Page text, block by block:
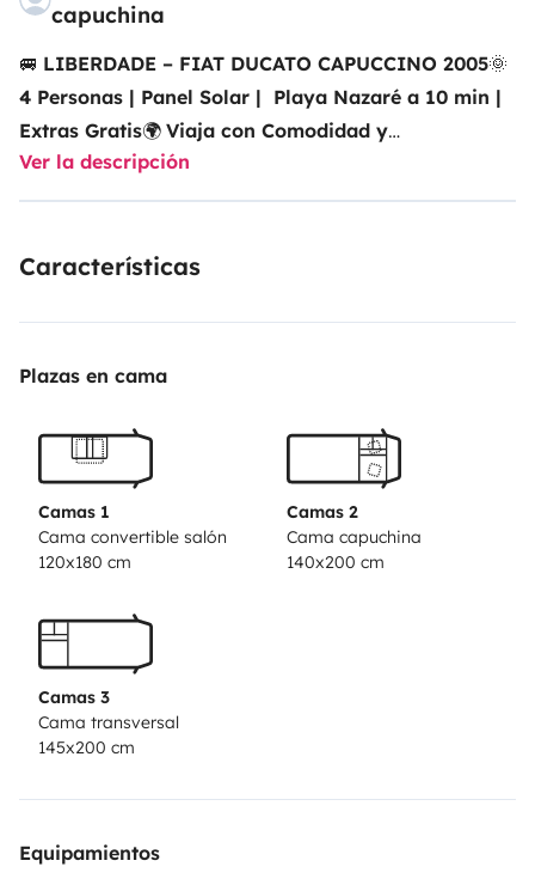
capuchina
🚐 LIBERDADE – FIAT DUCATO CAPUCCINO 2005🌞
4 Personas | Panel Solar | Playa Nazaré a 10 min |
Extras Gratis🌍 Viaja con Comodidad y
LibertadImagina despertar con el suave sonido de las
olas y el aroma del mar, abrir la puerta de la
café recién hecho te espera mientras disfrutas de la
pinos, prepara la mesa al aire libre y disfruta de una
fondo. Por la noche, cómodamente tumbado,
contemplas un cielo estrellado, escuchando solo los
un nuevo paisaje, cada momento un recuerdo, y tú
decides tu destino.
🚐 Sobre LIBERDADE
2005, perfecta para cuatro viajeros
la comodidad y con una autonomía total de 12 V.
Espaciosa, fácil de conducir y ubicada a
minutos del playa Nazaré
Algarve y de todo Portugal.El aire acondicionado y el
Incluido en el precio (sin coste adicional)
Ver la descripción
Características
Plazas en cama
Camas 1
Cama convertible salón
120x180 cm
Camas 2
Cama capuchina
140x200 cm
Camas 3
Cama transversal
145x200 cm
Equipamientos